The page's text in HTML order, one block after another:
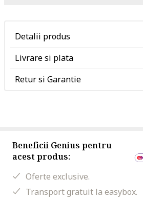
Detalii produs
Livrare si plata
Retur si Garantie
Beneficii Genius pentru
acest produs:
Oferte exclusive.
Transport gratuit la easybox.